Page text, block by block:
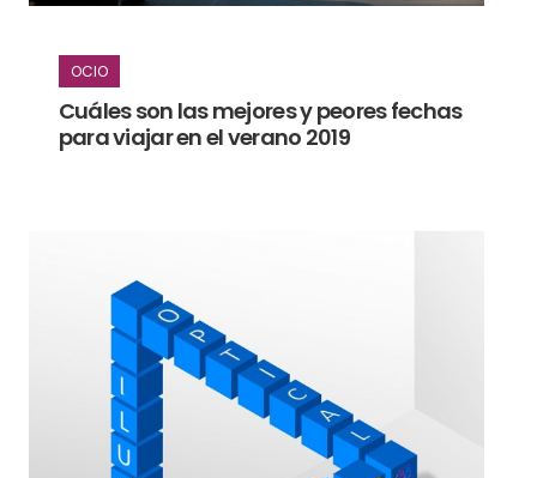
OCIO
Cuáles son las mejores y peores fechas
para viajar en el verano 2019